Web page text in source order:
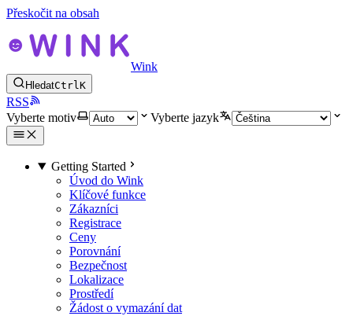
Přeskočit na obsah
Wink
HledatCtrlK
RSS
Vyberte motiv
Vyberte jazyk
Getting Started
Úvod do Wink
Klíčové funkce
Zákazníci
Registrace
Ceny
Porovnání
Bezpečnost
Lokalizace
Prostředí
Žádost o vymazání dat